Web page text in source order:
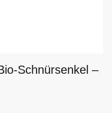
Schnürsenkel –